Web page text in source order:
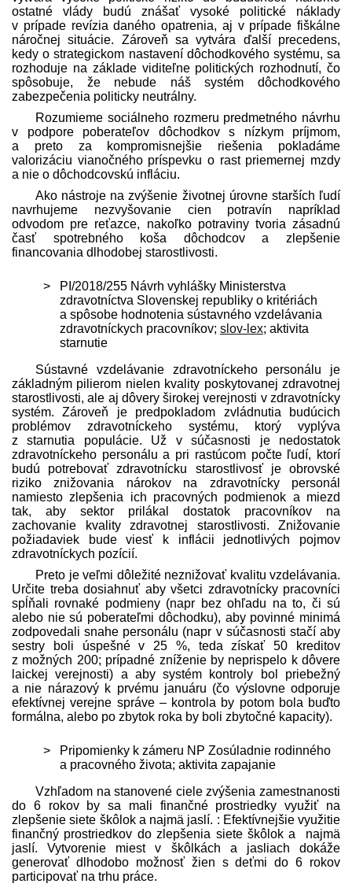
ostatné vlády budú znášať vysoké politické náklady
v prípade revízia daného opatrenia, aj v prípade fiškálne
náročnej situácie. Zároveň sa vytvára ďalší precedens,
kedy o strategickom nastavení dôchodkového systému, sa
rozhoduje na základe viditeľne politických rozhodnutí, čo
spôsobuje, že nebude náš systém dôchodkového
zabezpečenia politicky neutrálny.
Rozumieme sociálneho rozmeru pred­metného návrhu
v podpore poberateľov dôchodkov s nízkym príjmom,
a preto za kompromisnejšie riešenia pokladáme
valorizáciu vianočného príspevku o rast priemernej mzdy
a nie o dôchodcovskú infláciu.
Ako nástroje na zvýšenie životnej úrovne starších ľudí
navrhujeme nezvyšovanie cien potravín napríklad
odvodom pre reťazce, nakoľko potraviny tvoria zásadnú
časť spotrebného koša dôchodcov a zlepšenie
financovania dlhodobej starostlivosti.
PI/2018/255 Návrh vyhlášky Ministerstva
zdravotníctva Slovenskej republiky o kritériách
a spôsobe hodnotenia sústavného vzdelávania
zdravotníckych pracovníkov; slov-lex; aktivita
starnutie
Sústavné vzdelávanie zdravotníckeho personálu je
základným pilierom nielen kvality poskytovanej zdravotnej
starostlivosti, ale aj dôvery širokej verejnosti v zdravotnícky
systém. Zároveň je pred­pokladom zvládnutia budúcich
problémov zdravotníckeho systému, ktorý vyplýva
z starnutia populácie. Už v súčasnosti je nedostatok
zdravotníckeho personálu a pri rastúcom počte ľudí, ktorí
budú potrebovať zdravotnícku starostlivosť je obrovské
riziko znižovania nárokov na zdravotnícky personál
namiesto zlepšenia ich pracovných podmienok a miezd
tak, aby sektor prilákal dostatok pracovníkov na
zachovanie kvality zdravotnej starostlivosti. Znižovanie
požiadaviek bude viesť k inflácii jednotlivých pojmov
zdravotníckych pozícií.
Preto je veľmi dôležité neznižovať kvalitu vzdelávania.
Určite treba dosiahnuť aby všetci zdravotnícky pracovníci
spĺňali rovnaké podmieny (napr bez ohľadu na to, či sú
alebo nie sú poberateľmi dôchodku), aby povinné minimá
zodpovedali snahe personálu (napr v súčasnosti stačí aby
sestry boli úspešné v 25 %, teda získať 50 kreditov
z možných 200; prípadné zníženie by neprispelo k dôvere
laickej verejnosti) a aby systém kontroly bol priebežný
a nie nárazový k prvému januáru (čo výslovne odporuje
efektívnej verejne správe – kontrola by potom bola buďto
formálna, alebo po zbytok roka by boli zbytočné kapacity).
Pripomienky k zámeru NP Zosúladnie rodinného
a pracovného života; aktivita zapajanie
Vzhľadom na stanovené ciele zvýšenia zamestnanosti
do 6 rokov by sa mali finančné prostriedky využiť na
zlepšenie siete škôlok a najmä jaslí. : Efektívnejšie využitie
finančný prostriedkov do zlepšenia siete škôlok a najmä
jaslí. Vytvorenie miest v škôlkách a jasliach dokáže
generovať dlhodobo možnosť žien s deťmi do 6 rokov
participovať na trhu práce.